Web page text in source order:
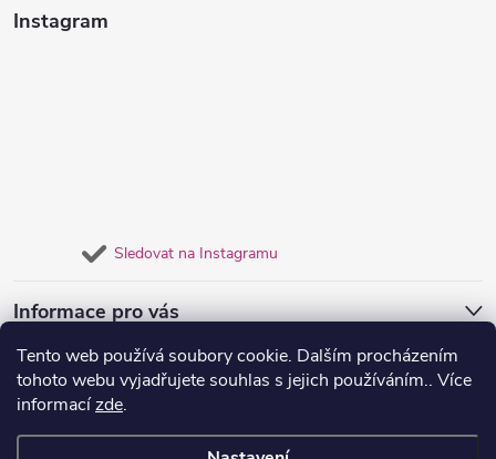
Tento web používá soubory cookie. Dalším procházením
tohoto webu vyjadřujete souhlas s jejich používáním.. Více
informacízde.
Instagram
Sledovat na Instagramu
Informace pro vás
Přijímáme online platby